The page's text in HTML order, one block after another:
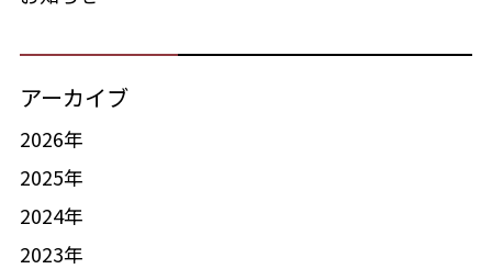
アーカイブ
2026年
2025年
2024年
2023年